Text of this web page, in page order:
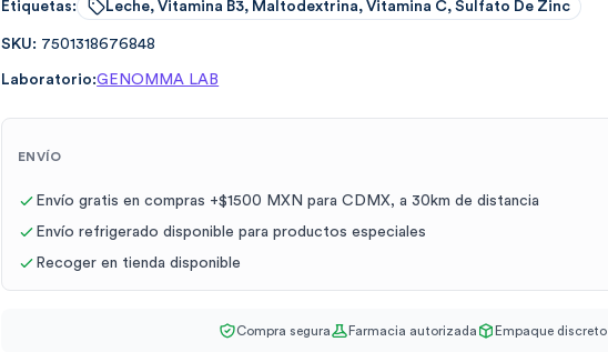
Etiquetas: Leche, Vitamina B3, Maltodextrina, Vitamina C, Sulfato De Zinc
SKU: 7501318676848
Laboratorio:GENOMMA LAB
ENVÍO
Envío gratis en compras +$1500 MXN para CDMX, a 30km de distancia
Envío refrigerado disponible para productos especiales
Recoger en tienda disponible
Compra segura Farmacia autorizada Empaque discreto